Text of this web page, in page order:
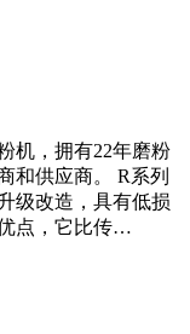
机，拥有22年磨粉
和供应商。 R系列
级改造，具有低损
点，它比传…